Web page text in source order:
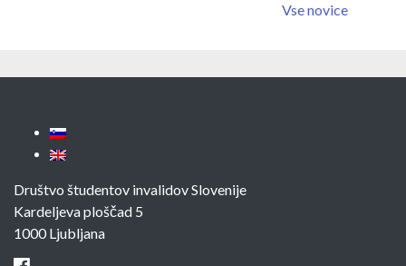
Vse novice
Društvo študentov invalidov Slovenije
Kardeljeva ploščad 5
1000 Ljubljana